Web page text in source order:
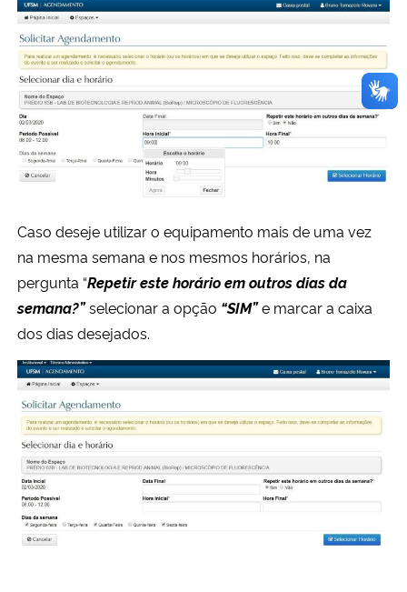
Caso deseje utilizar o equipamento mais de uma vez
na mesma semana e nos mesmos horários, na
pergunta “Repetir este horário em outrosdias da
semana?”selecionar a opção “SIM”e marcar a caixa
dos dias desejados.